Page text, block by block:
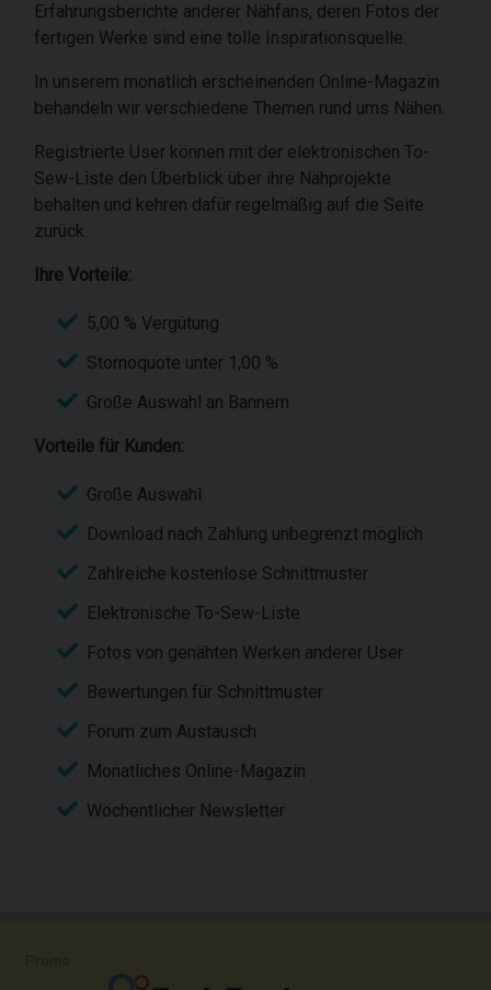
Erfahrungsberichte anderer Nähfans, deren Fotos der
fertigen Werke sind eine tolle Inspirationsquelle.
In unserem monatlich erscheinenden Online-Magazin
behandeln wir verschiedene Themen rund ums Nähen.
Registrierte User können mit der elektronischen To-
Sew-Liste den Überblick über ihre Nähprojekte
behalten und kehren dafür regelmäßig auf die Seite
zurück.
Ihre Vorteile:
5,00 % Vergütung
Stornoquote unter 1,00 %
Große Auswahl an Bannern
Vorteile für Kunden:
Große Auswahl
Download nach Zahlung unbegrenzt möglich
Zahlreiche kostenlose Schnittmuster
Elektronische To-Sew-Liste
Fotos von genähten Werken anderer User
Bewertungen für Schnittmuster
Forum zum Austausch
Monatliches Online-Magazin
Wöchentlicher Newsletter